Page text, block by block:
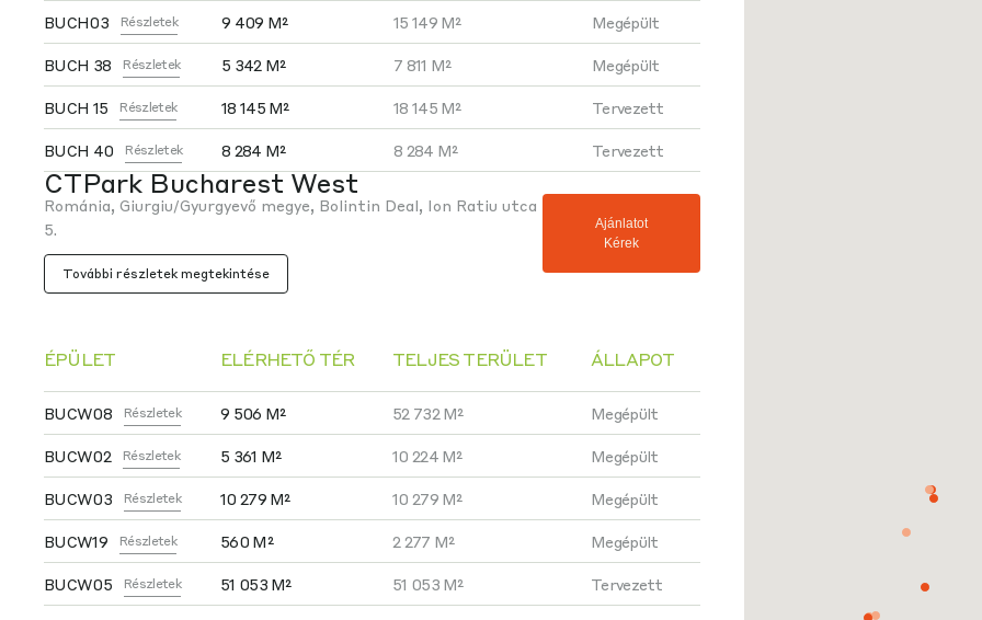
BUCH03 Részletek 9 409 M² 15 149 M² Megépült
BUCH 38 Részletek 5 342 M² 7 811 M² Megépült
BUCH 15 Részletek 18 145 M² 18 145 M² Tervezett
BUCH 40 Részletek 8 284 M² 8 284 M² Tervezett
CTPark Bucharest West
Románia, Giurgiu/Gyurgyevő megye, Bolintin Deal, Ion Ratiu utca
5.
További részletek megtekintése
Ajánlatot
Kérek
ÉPÜLET ELÉRHETŐ TÉR TELJES TERÜLET ÁLLAPOT
BUCW08 Részletek 9 506 M² 52 732 M² Megépült
BUCW02 Részletek 5 361 M² 10 224 M² Megépült
BUCW03 Részletek 10 279 M² 10 279 M² Megépült
BUCW19 Részletek 560 M² 2 277 M² Megépült
BUCW05 Részletek 51 053 M² 51 053 M² Tervezett